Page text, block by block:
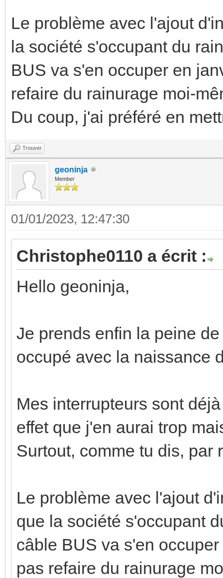
Le problème avec l'ajout
la société s'occupant du
BUS va s'en occuper en
refaire du rainurage moi-
Du coup, j'ai préféré en
Trouver
geoninja
Member
01/01/2023, 12:47:30
Christophe0110 a écrit :
Hello geoninja,
Je prends enfin la peine
occupé avec la naissance
Mes interrupteurs sont
effet que j'en aurai trop
Surtout, comme tu dis, par
Le problème avec l'ajout
que la société s'occupant
câble BUS va s'en
pas refaire du rainurage